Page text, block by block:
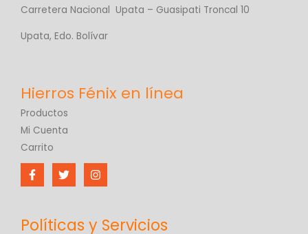
Carretera Nacional Upata – Guasipati Troncal 10
Upata, Edo. Bolívar
Productos
Mi Cuenta
Carrito
Políticas y Servicios